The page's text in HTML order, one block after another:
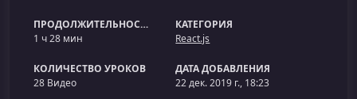
ПРОДОЛЖИТЕЛЬНОСТЬ
1 ч 28 мин
КАТЕГОРИЯ
React.js
КОЛИЧЕСТВО УРОКОВ
28 Видео
ДАТА ДОБАВЛЕНИЯ
22 дек. 2019 г., 18:23